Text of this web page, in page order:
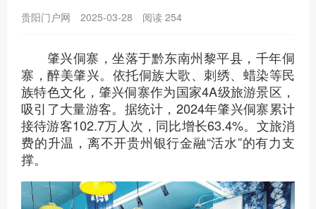
贵阳门户网 2025-03-28 阅读 254
肇兴侗寨，坐落于黔东南州黎平县，千年侗
寨，醉美肇兴。依托侗族大歌、刺绣、蜡染等民
族特色文化，肇兴侗寨作为国家4A级旅游景区，
吸引了大量游客。据统计，2024年肇兴侗寨累计
接待游客102.7万人次，同比增长63.4%。文旅消
费的升温，离不开贵州银行金融“活水”的有力支
撑。